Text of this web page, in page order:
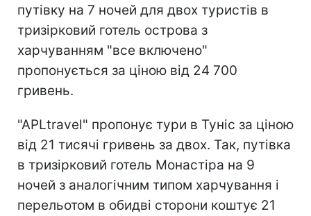
путівку на 7 ночей для двох туристів в
тризірковий готель острова з
харчуванням "все включено"
пропонується за ціною від 24 700
гривень.
"APLtravel" пропонує тури в Туніс за ціною
від 21 тисячі гривень за двох. Так, путівка
в тризірковий готель Монастіра на 9
ночей з аналогічним типом харчування і
перельотом в обидві сторони коштує 21